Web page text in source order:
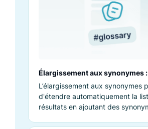
Élargissement aux synonymes
pour améliorer la
référencement
L’élargissement aux synonymes
d'étendre automatiquement la
résultats en ajoutant des